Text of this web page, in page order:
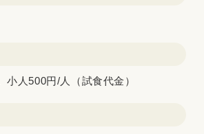
小人500円/人（試食代金）